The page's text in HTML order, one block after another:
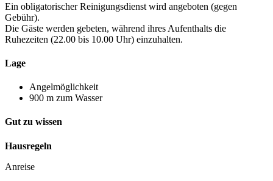
Ein obligatorischer Reinigungsdienst wird angeboten (gegen
Gebühr).
Die Gäste werden gebeten, während ihres Aufenthalts die
Ruhezeiten (22.00 bis 10.00 Uhr) einzuhalten.
Lage
Angelmöglichkeit
900 m zum Wasser
Gut zu wissen
Hausregeln
Anreise